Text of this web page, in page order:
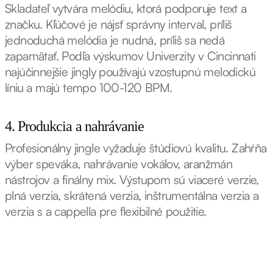
Skladateľ vytvára melódiu, ktorá podporuje text a
značku. Kľúčové je nájsť správny interval, príliš
jednoduchá melódia je nudná, príliš sa nedá
zapamätať. Podľa výskumov Univerzity v Cincinnati
najúčinnejšie jingly používajú vzostupnú melodickú
líniu a majú tempo 100-120 BPM.
4. Produkcia a nahrávanie
Profesionálny jingle vyžaduje štúdiovú kvalitu. Zahŕňa
výber speváka, nahrávanie vokálov, aranžmán
nástrojov a finálny mix. Výstupom sú viaceré verzie,
plná verzia, skrátená verzia, inštrumentálna verzia a
verzia s a cappella pre flexibilné použitie.